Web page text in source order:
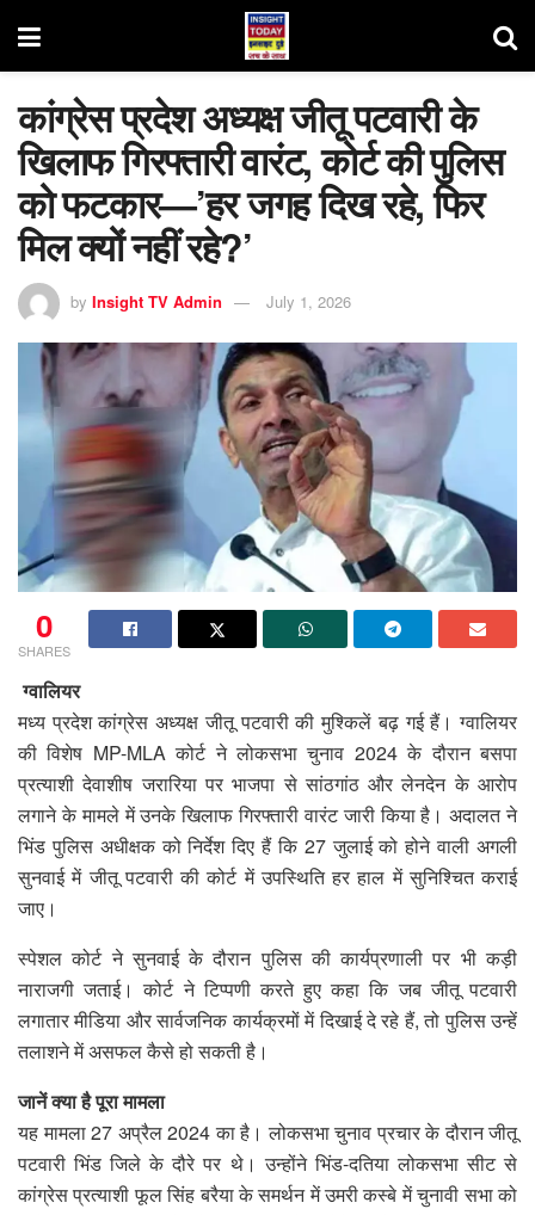
कांग्रेस प्रदेश अध्यक्ष जीतू पटवारी के
खिलाफ गिरफ्तारी वारंट, कोर्ट की पुलिस
को फटकार—’हर जगह दिख रहे, फिर
मिल क्यों नहीं रहे?’
by Insight TV Admin July 1, 2026
0
SHARES
ग्वालियर
मध्य प्रदेश कांग्रेस अध्यक्ष जीतू पटवारी की मुश्किलें बढ़ गई हैं। ग्वालियर
की विशेष MP-MLA कोर्ट ने लोकसभा चुनाव 2024 के दौरान बसपा
प्रत्याशी देवाशीष जरारिया पर भाजपा से सांठगांठ और लेनदेन के आरोप
लगाने के मामले में उनके खिलाफ गिरफ्तारी वारंट जारी किया है। अदालत ने
भिंड पुलिस अधीक्षक को निर्देश दिए हैं कि 27 जुलाई को होने वाली अगली
सुनवाई में जीतू पटवारी की कोर्ट में उपस्थिति हर हाल में सुनिश्चित कराई
जाए।
स्पेशल कोर्ट ने सुनवाई के दौरान पुलिस की कार्यप्रणाली पर भी कड़ी
नाराजगी जताई। कोर्ट ने टिप्पणी करते हुए कहा कि जब जीतू पटवारी
लगातार मीडिया और सार्वजनिक कार्यक्रमों में दिखाई दे रहे हैं, तो पुलिस उन्हें
तलाशने में असफल कैसे हो सकती है।
जानें क्या है पूरा मामला
यह मामला 27 अप्रैल 2024 का है। लोकसभा चुनाव प्रचार के दौरान जीतू
पटवारी भिंड जिले के दौरे पर थे। उन्होंने भिंड-दतिया लोकसभा सीट से
कांग्रेस प्रत्याशी फूल सिंह बरैया के समर्थन में उमरी कस्बे में चुनावी सभा को